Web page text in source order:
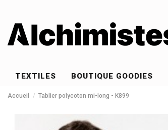
TEXTILES BOUTIQUE GOODIES
Accueil Tablier polycoton mi-long - K899